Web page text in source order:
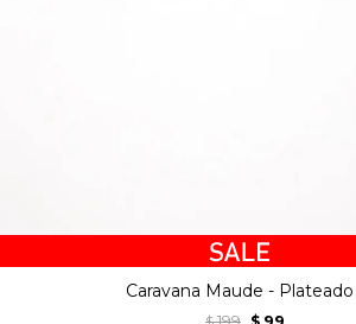
Caravana Maude - Plateado